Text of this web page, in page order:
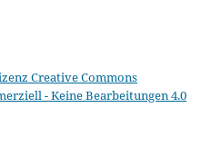
Creative Commons
- Keine Bearbeitungen 4.0